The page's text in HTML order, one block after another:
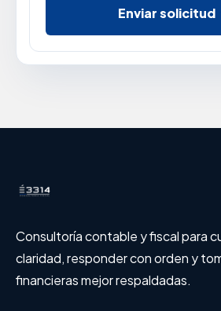
Enviar solicitud
Consultoría contable y fiscal para
claridad, responder con orden y
financieras mejor respaldadas.